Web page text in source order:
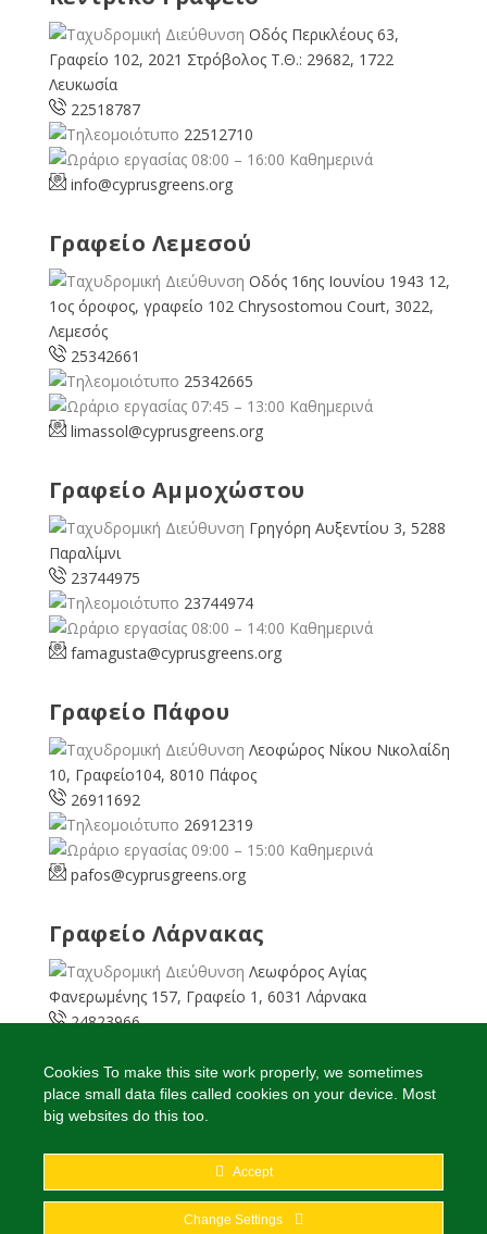
Οδός Περικλέους 63,
Γραφείο 102, 2021 Στρόβολος Τ.Θ.: 29682, 1722
Λευκωσία
22518787
22512710
08:00 – 16:00 Καθημερινά
info@cyprusgreens.org
Γραφείο Λεμεσού
Οδός 16ης Ιουνίου 1943 12,
1ος όροφος, γραφείο 102 Chrysostomou Court, 3022,
Λεμεσός
25342661
25342665
07:45 – 13:00 Καθημερινά
limassol@cyprusgreens.org
Γραφείο Αμμοχώστου
Γρηγόρη Αυξεντίου 3, 5288
Παραλίμνι
23744975
23744974
08:00 – 14:00 Καθημερινά
famagusta@cyprusgreens.org
Γραφείο Πάφου
Λεοφώρος Νίκου Νικολαίδη
10, Γραφείο104, 8010 Πάφος
26911692
26912319
09:00 – 15:00 Καθημερινά
pafos@cyprusgreens.org
Γραφείο Λάρνακας
Λεωφόρος Αγίας
Φανερωμένης 157, Γραφείο 1, 6031 Λάρνακα
24823966
08:00 – 16:00 Καθημερινά
larnaka@cyprusgreens. org
2026© Ολα τα δικαιώματα διατηρούνται
Cookies To make this site work properly, we sometimes
place small data files called cookies on your device. Most
big websites do this too.
Accept
Change Settings